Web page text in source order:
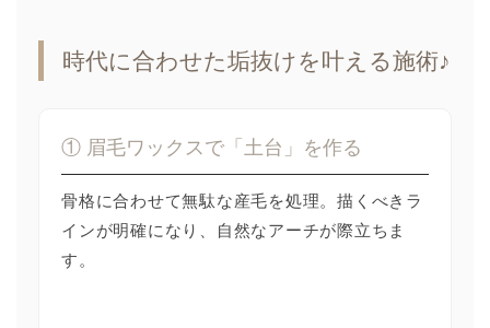
時代に合わせた垢抜けを叶える施術♪
① 眉毛ワックスで「土台」を作る
骨格に合わせて無駄な産毛を処理。描くべきラ
インが明確になり、自然なアーチが際立ちま
す。